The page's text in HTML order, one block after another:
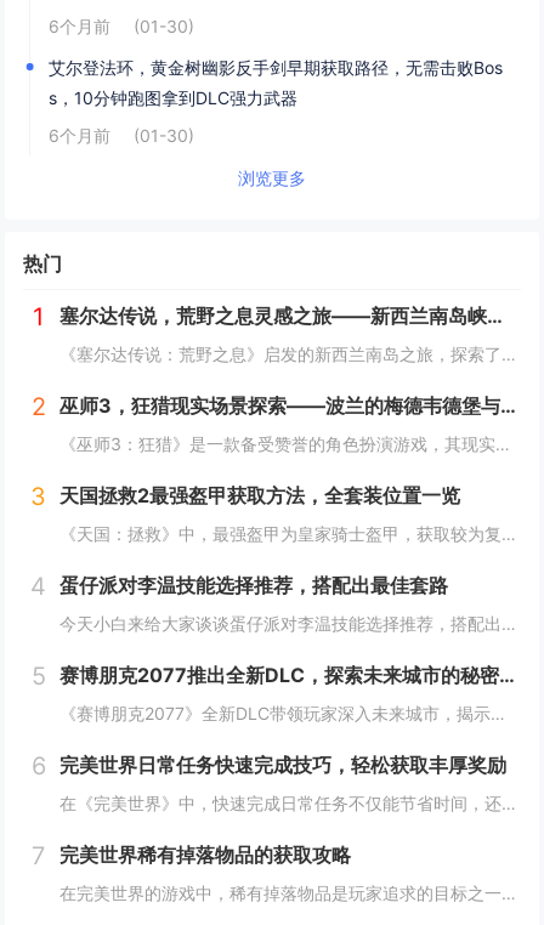
6个月前
(01-30)
艾尔登法环，黄金树幽影反手剑早期获取路径，无需击败Bos
s，10分钟跑图拿到DLC强力武器
6个月前
(01-30)
浏览更多
热门
1 塞尔达传说，荒野之息灵感之旅——新西兰南岛峡湾探秘与荒野生存体验
《塞尔达传说：荒野之息》启发的新西兰南岛之旅，探索了其壮丽的自然风光与荒野生存体验。在峡湾国家公园，你将亲历游戏般的奇妙景色，从镜面般的湖泊、雄伟的山脉到神秘的森林，每一处都仿佛是游戏中的场景再现。你可以参与野外生存活动，学习采集、搭建庇护...
2 巫师3，狂猎现实场景探索——波兰的梅德韦德堡与温特堡城堡的奇幻之旅
《巫师3：狂猎》是一款备受赞誉的角色扮演游戏，其现实中的灵感来源之一是波兰的梅德韦德堡和温特堡城堡。这两处地点以其独特的中世纪建筑风格和壮丽的自然风光，为游戏营造了奇幻而真实的背景。梅德韦德堡位于波兰南部，拥有悠久的历史和神秘氛围；而温特堡...
3 天国拯救2最强盔甲获取方法，全套装位置一览
《天国：拯救》中，最强盔甲为皇家骑士盔甲，获取较为复杂。首先需完成“皇家侍卫”任务线，帮助亨利成为国王的私人护卫。之后，在王宫内找到盔甲的具体位置，通常藏于密室或特定房间。完成相关任务后，玩家可获得这套顶级装备，大幅提升防御力和战斗能力。游...
4 蛋仔派对李温技能选择推荐，搭配出最佳套路
今天小白来给大家谈谈蛋仔派对李温技能选择推荐，搭配出最佳套路，以及蛋仔派对攻略对应的知识点，希望对大家有所帮助，不要忘了收藏本站呢今天给各位分享蛋仔派对李温技能选择推荐，搭配出最佳套路的知识，其中也会对蛋仔派对攻略进行解释，如果能碰巧解决你...
5 赛博朋克2077推出全新DLC，探索未来城市的秘密和新任务
《赛博朋克2077》全新DLC带领玩家深入未来城市，揭示隐藏的秘密并开启一系列新任务。在这一扩展内容中，玩家将有机会探索更多未知区域，体验丰富多彩的剧情，与全新角色互动，进一步丰富游戏世界的沉浸感与可玩性。今天小白来给大家谈谈《赛博朋克20...
6 完美世界日常任务快速完成技巧，轻松获取丰厚奖励
在《完美世界》中，快速完成日常任务不仅能节省时间，还能确保玩家获得丰厚的奖励。合理规划任务路线，优先选择高经验值和金币奖励的任务。利用双倍经验时间进行任务，可以事半功倍。组队完成任务效率更高，特别是对于需要击败强大敌人的任务。不要忘记使用游...
7 完美世界稀有掉落物品的获取攻略
在完美世界的游戏中，稀有掉落物品是玩家追求的目标之一。这些物品通常只能通过特定的活动、副本或怪物获得，且掉落率极低。为了提高获取几率，玩家可以组队参与高难度副本，多次挑战以增加机会；参加限时活动，如节日庆典和特殊任务，这些活动往往会有额外奖...